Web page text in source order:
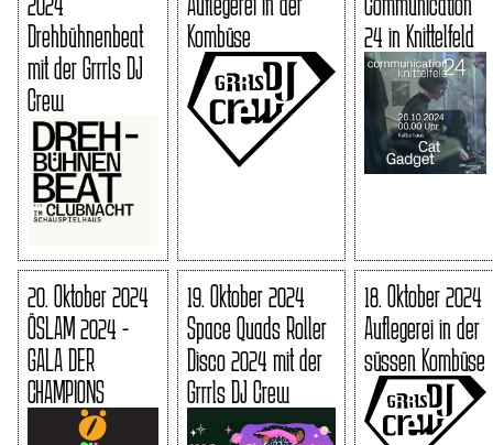
Drehbühnenbeat
mit der Grrrls DJ
Crew
Kombüse
24 in Knittelfeld
20. Oktober 2024
ÖSLAM 2024 -
GALA DER
CHAMPIONS
19. Oktober 2024
Space Quads Roller
Disco 2024 mit der
Grrrls DJ Crew
18. Oktober 2024
Auflegerei in der
süssen Kombüse